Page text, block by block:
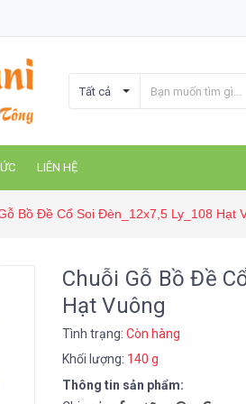
Tất cả
LIÊN HỆ
Bồ Đề Cổ Soi Đèn_12x7,5 Ly_108 Hạt
Chuỗi Gỗ Bồ Đề
Hạt Vuông
Tình trạng: Còn hàng
Khối lượng: 140 g
Thông tin sản phẩm: